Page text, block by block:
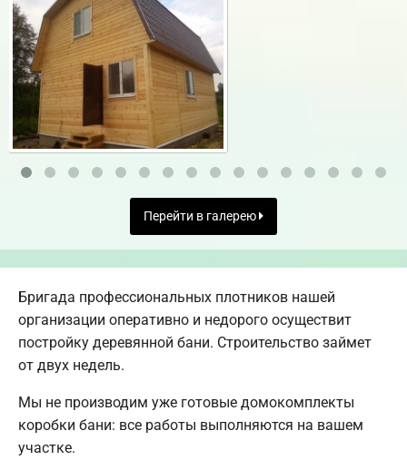
Перейти в галерею
Бригада профессиональных плотников нашей
организации оперативно и недорого осуществит
постройку деревянной бани. Строительство займет
от двух недель.
Мы не производим уже готовые домокомплекты
коробки бани: все работы выполняются на вашем
участке.